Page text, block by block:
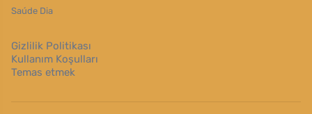
Saúde Dia
Gizlilik Politikası
Kullanım Koşulları
Temas etmek